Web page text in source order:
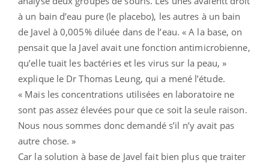
à un bain d’eau pure (le placebo), les autres à un bain
de Javel à 0,005% diluée dans de l’eau. « A la base, on
pensait que la Javel avait une fonction antimicrobienne,
qu’elle tuait les bactéries et les virus sur la peau, »
explique le Dr Thomas Leung, qui a mené l’étude.
« Mais les concentrations utilisées en laboratoire ne
sont pas assez élevées pour que ce soit la seule raison.
Nous nous sommes donc demandé s’il n’y avait pas
autre chose. »
Car la solution à base de Javel fait bien plus que traiter